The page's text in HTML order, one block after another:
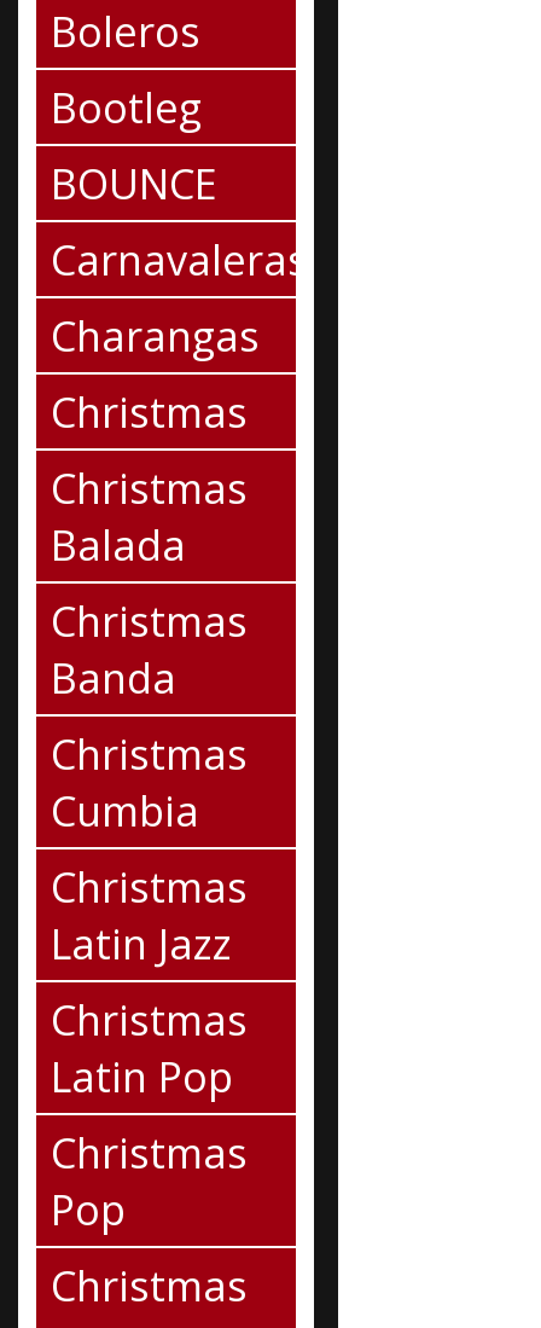
Boleros
Bootleg
BOUNCE
Carnavaleras
Charangas
Christmas
Christmas
Balada
Christmas
Banda
Christmas
Cumbia
Christmas
Latin Jazz
Christmas
Latin Pop
Christmas
Pop
Christmas